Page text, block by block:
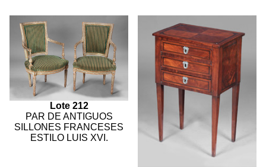
Lote 212
PAR DE ANTIGUOS
SILLONES FRANCESES
ESTILO LUIS XVI.